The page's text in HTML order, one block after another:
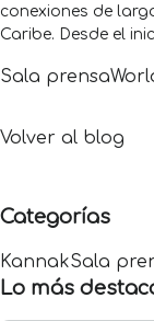
conexiones de
Caribe. Desde el
operado 10.700
Sala prensa
Volver al blog
Lo más
Categorías
KannakSala